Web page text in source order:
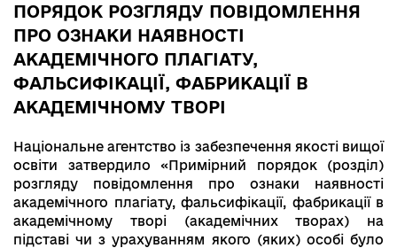
ПОРЯДОК РОЗГЛЯДУ ПОВІДОМЛЕННЯ
ПРО ОЗНАКИ НАЯВНОСТІ
АКАДЕМІЧНОГО ПЛАГІАТУ,
ФАЛЬСИФІКАЦІЇ, ФАБРИКАЦІЇ В
АКАДЕМІЧНОМУ ТВОРІ
Національне агентство із забезпечення якості вищої
освіти затвердило «Примірний порядок (розділ)
розгляду повідомлення про ознаки наявності
академічного плагіату, фальсифікації, фабрикації в
академічному творі (академічних творах) на
підставі чи з урахуванням якого (яких) особі було